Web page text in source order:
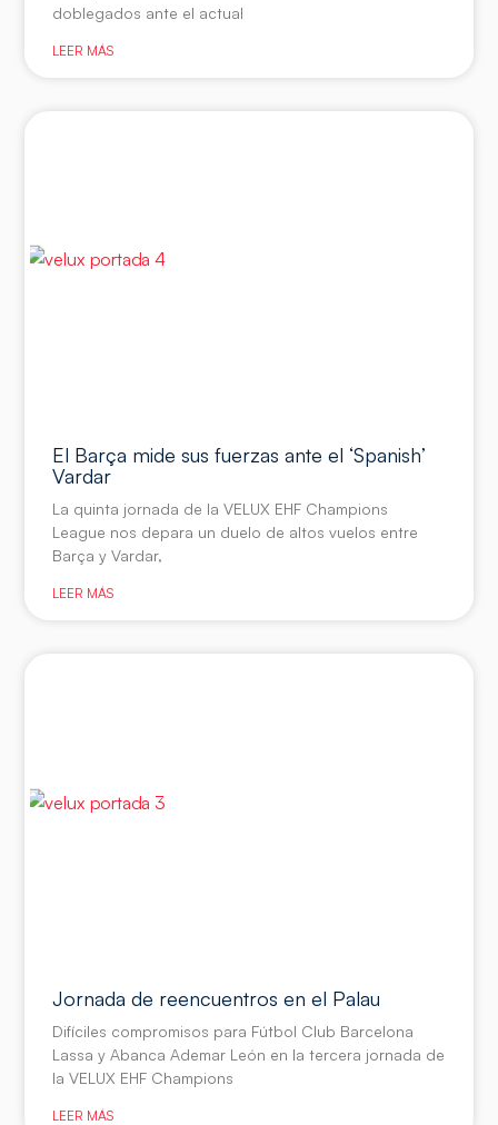
doblegados ante el actual
LEER MÁS
El Barça mide sus fuerzas ante el ‘Spanish’
Vardar
La quinta jornada de la VELUX EHF Champions
League nos depara un duelo de altos vuelos entre
Barça y Vardar,
LEER MÁS
Jornada de reencuentros en el Palau
Difíciles compromisos para Fútbol Club Barcelona
Lassa y Abanca Ademar León en la tercera jornada de
la VELUX EHF Champions
LEER MÁS